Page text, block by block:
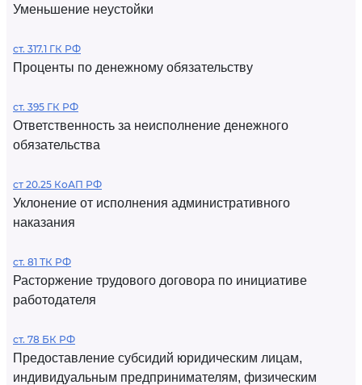
Уменьшение неустойки
ст. 317.1 ГК РФ
Проценты по денежному обязательству
ст. 395 ГК РФ
Ответственность за неисполнение денежного
обязательства
ст 20.25 КоАП РФ
Уклонение от исполнения административного
наказания
ст. 81 ТК РФ
Расторжение трудового договора по инициативе
работодателя
ст. 78 БК РФ
Предоставление субсидий юридическим лицам,
индивидуальным предпринимателям, физическим